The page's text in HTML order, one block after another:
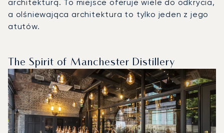
architekturą. To miejsce oferuje wiele do odkrycia,
a olśniewająca architektura to tylko jeden z jego
atutów.
The Spirit of Manchester Distillery